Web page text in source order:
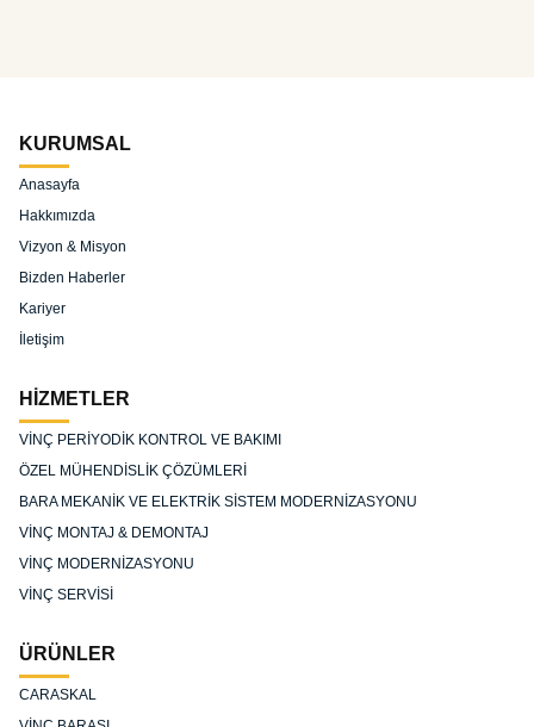
KURUMSAL
Anasayfa
Hakkımızda
Vizyon & Misyon
Bizden Haberler
Kariyer
İletişim
HİZMETLER
VİNÇ PERİYODİK KONTROL VE BAKIMI
ÖZEL MÜHENDİSLİK ÇÖZÜMLERİ
BARA MEKANİK VE ELEKTRİK SİSTEM MODERNİZASYONU
VİNÇ MONTAJ & DEMONTAJ
VİNÇ MODERNİZASYONU
VİNÇ SERVİSİ
ÜRÜNLER
CARASKAL